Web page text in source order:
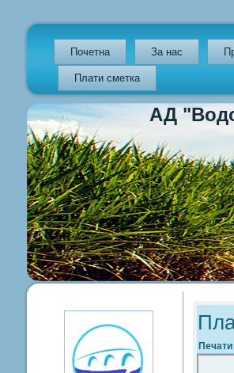
Почетна За нас
Плати сметка
АД
Печати